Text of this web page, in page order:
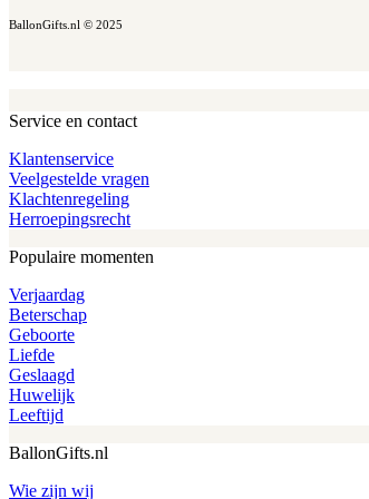
BallonGifts.nl © 2025
Service en contact
Klantenservice
Veelgestelde vragen
Klachtenregeling
Herroepingsrecht
Populaire momenten
Verjaardag
Beterschap
Geboorte
Liefde
Geslaagd
Huwelijk
Leeftijd
BallonGifts.nl
Wie zijn wij